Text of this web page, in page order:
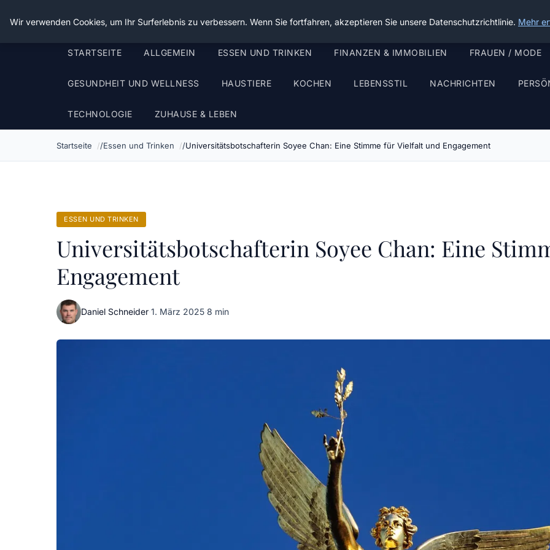
Die Schnitter
STARTSEITE ALLGEMEIN ESSEN UND TRINKEN FINANZEN & IMMOBILIEN FRAUEN / MODE
GESUNDHEIT UND WELLNESS HAUSTIERE KOCHEN LEBENSSTIL NACHRICHTEN
TECHNOLOGIE ZUHAUSE & LEBEN
Startseite Essen und Trinken Universitätsbotschafterin Soyee Chan: Eine Stimme für Vielfalt und Engagement
ESSEN UND TRINKEN
Universitätsbotschafterin Soyee Chan: Eine
Engagement
Daniel Schneider·1. März 2025·8 min
Wir verwenden Cookies, um Ihr Surferlebnis zu verbessern. Wenn Sie fortfahren, akzeptieren Sie unsere Datenschutzrichtlinie. Mehr